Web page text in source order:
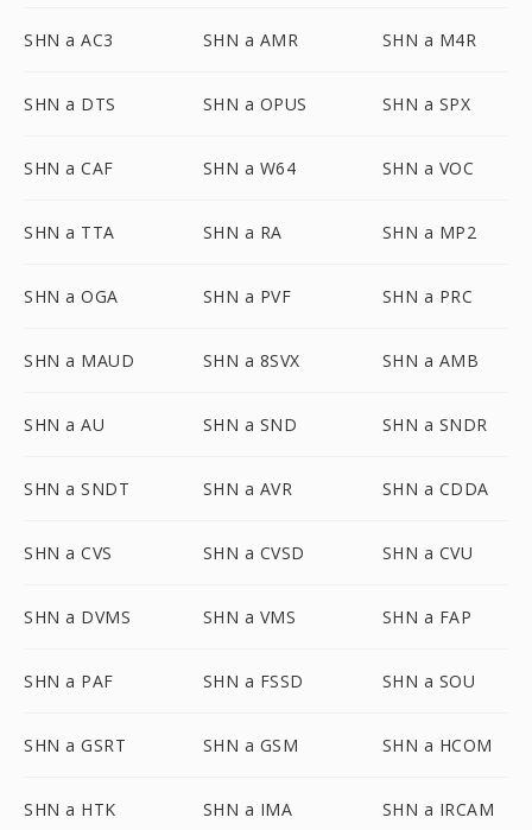
SHN a AC3 SHN a AMR SHN a M4R
SHN a DTS SHN a OPUS SHN a SPX
SHN a CAF SHN a W64 SHN a VOC
SHN a TTA SHN a RA SHN a MP2
SHN a OGA SHN a PVF SHN a PRC
SHN a MAUD SHN a 8SVX SHN a AMB
SHN a AU SHN a SND SHN a SNDR
SHN a SNDT SHN a AVR SHN a CDDA
SHN a CVS SHN a CVSD SHN a CVU
SHN a DVMS SHN a VMS SHN a FAP
SHN a PAF SHN a FSSD SHN a SOU
SHN a GSRT SHN a GSM SHN a HCOM
SHN a HTK SHN a IMA SHN a IRCAM